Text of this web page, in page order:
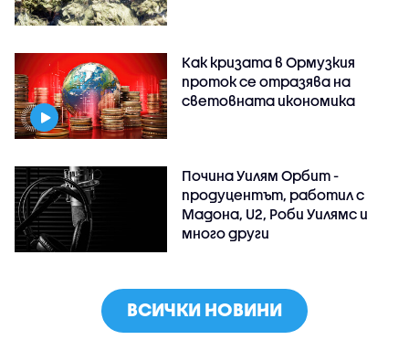
Как кризата в Ормузкия
проток се отразява на
световната икономика
Почина Уилям Орбит -
продуцентът, работил с
Мадона, U2, Роби Уилямс и
много други
ВСИЧКИ НОВИНИ